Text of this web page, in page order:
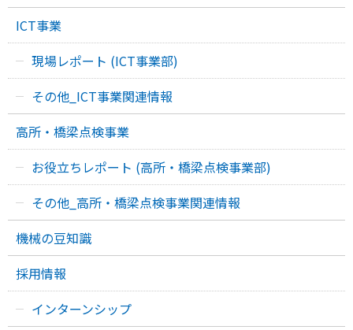
ICT事業
現場レポート (ICT事業部)
その他_ICT事業関連情報
高所・橋梁点検事業
お役立ちレポート (高所・橋梁点検事業部)
その他_高所・橋梁点検事業関連情報
機械の豆知識
採用情報
インターンシップ